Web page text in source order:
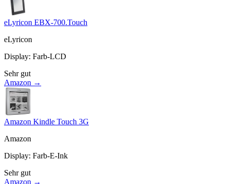
eLyricon EBX-700.Touch
eLyricon
Display: Farb-LCD
Sehr gut
Amazon →
Amazon Kindle Touch 3G
Amazon
Display: Farb-E-Ink
Sehr gut
Amazon →